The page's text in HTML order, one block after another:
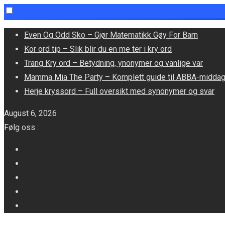
Skip
content
Even Og Odd Sko – Gjør Matematikk Gøy For Barn
Kor ord tip – Slik blir du en me ter i kry ord
Trang Kry ord – Betydning, ynonymer og vanlige var
Mamma Mia The Party – Komplett guide til ABBA-
Herje kryssord – Full oversikt med synonymer og svar
August 6, 2026
Følg oss :